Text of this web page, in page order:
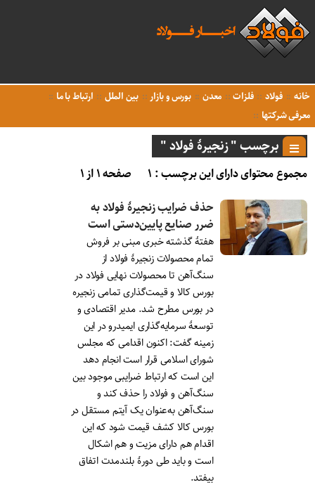
خانه فولاد فلزات معدن بورس و بازار بین الملل
ارتباط با ما
معرفی شرکتها
برچسب " زنجیرۀ فولاد "
مجموع محتوای دارای این برچسب : ۱
صفحه ۱ از ۱
حذف ضرایب زنجیرۀ فولاد به
ضرر صنایع پایین‌دستی است
هفتۀ گذشته خبری مبنی بر فروش
تمام محصولات زنجیرۀ فولاد از
سنگ‌آهن تا محصولات نهایی فولاد در
بورس کالا و قیمت‌گذاری تمامی زنجیره
در بورس مطرح شد. مدیر اقتصادی و
توسعۀ سرمایه‌گذاری ایمیدرو در این
زمینه گفت: اکنون اقدامی که مجلس
شورای اسلامی قرار است انجام دهد
این است که ارتباط ضرایبی موجود بین
سنگ‌آهن و فولاد را حذف کند و
سنگ‌آهن به‌عنوان یک آیتم مستقل در
بورس کالا کشف قیمت شود که این
اقدام هم دارای مزیت و هم اشکال
است و باید طی دورۀ بلندمدت اتفاق
بیفتد.